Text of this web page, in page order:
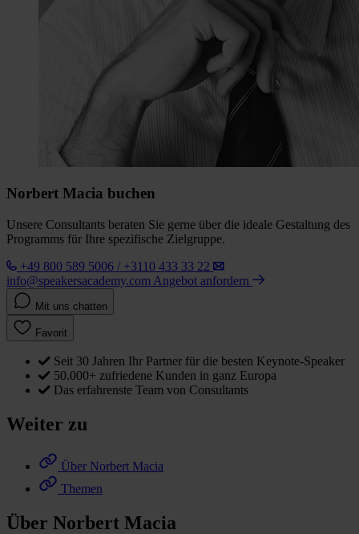
Norbert Macia buchen
Unsere Consultants beraten Sie gerne über die ideale Gestaltung des
Programms für Ihre spezifische Zielgruppe.
+49 800 589 5006 / +3110 433 33 22
info@speakersacademy.com Angebot anfordern
Mit uns chatten
Favorit
Seit 30 Jahren Ihr Partner für die besten Keynote-Speaker
50.000+ zufriedene Kunden in ganz Europa
Das erfahrenste Team von Consultants
Weiter zu
Über Norbert Macia
Themen
Über Norbert Macia